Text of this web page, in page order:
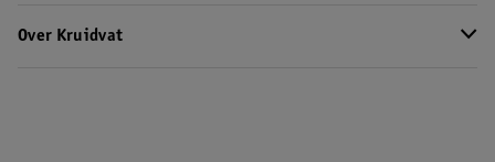
Over Kruidvat